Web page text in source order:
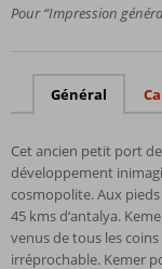
turque
Directement
de Tekirova
toboggans
Pour “Impression
Général
Cet ancien petit port
développement
cosmopolite. Aux
45 kms d‘antalya.
venus de tous les
irréprochable. Kemer